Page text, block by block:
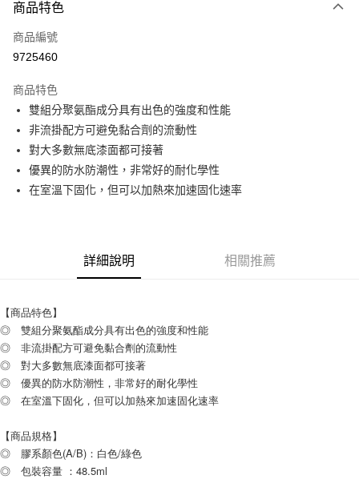
信用卡一次付款
超商取貨付款
Apple Pay
街口支付
運送方式
付款後全家取貨
每筆NT$60
付款後7-11取貨
每筆NT$60
新竹物流(大件商品、貨量較大)
商品特色
商品編號
9725460
商品特色
雙組分聚氨酯成分具有出色的強度和性能
非流掛配方可避免黏合劑的流動性
對大多數無底漆面都可接著
優異的防水防潮性，非常好的耐化學性
在室溫下固化，但可以加熱來加速固化速率
詳細說明 相關推薦
【商品特色】
◎ 雙組分聚氨酯成分具有出色的強度和性能
◎ 非流掛配方可避免黏合劑的流動性
◎ 對大多數無底漆面都可接著
◎ 優異的防水防潮性，非常好的耐化學性
◎ 在室溫下固化，但可以加熱來加速固化速率
【商品規格】
◎ 膠系顏色(A/B)：白色/綠色
◎ 包裝容量 ：48.5ml